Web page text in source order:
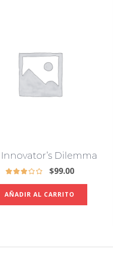
Dilemma
$99.00
AÑADIR AL CARRITO